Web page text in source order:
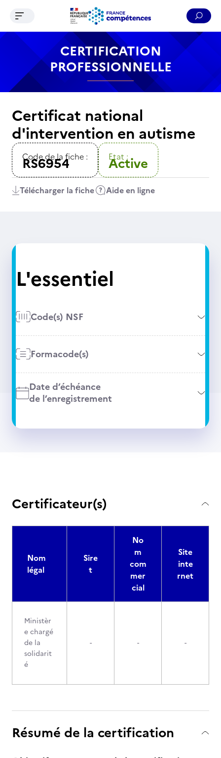
Contenu Recherche Menu Pied de page
Ouvrir le menu de navigation
CERTIFICATION
PROFESSIONNELLE
Certificat national
d'intervention en autisme
Code de la fiche :
RS6954 Etat :
Active
Télécharger la fiche Aide en ligne
L'essentiel
Code(s) NSF
Formacode(s)
Date d’échéance
de l’enregistrement
Certificateur(s)
Nom
légal
Sire
t
No
m
com
mer
cial
Site
inte
rnet
Ministèr
e chargé
de la
solidarit
é
- - -
Résumé de la certification